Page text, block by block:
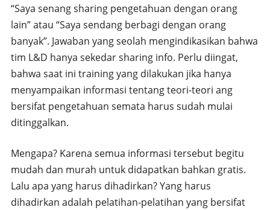
“Saya senang sharing pengetahuan dengan orang
lain” atau “Saya sendang berbagi dengan orang
banyak”. Jawaban yang seolah mengindikasikan bahwa
tim L&D hanya sekedar sharing info. Perlu diingat,
bahwa saat ini training yang dilakukan jika hanya
menyampaikan informasi tentang teori-teori ang
bersifat pengetahuan semata harus sudah mulai
ditinggalkan.
Mengapa? Karena semua informasi tersebut begitu
mudah dan murah untuk didapatkan bahkan gratis.
Lalu apa yang harus dihadirkan? Yang harus
dihadirkan adalah pelatihan-pelatihan yang bersifat